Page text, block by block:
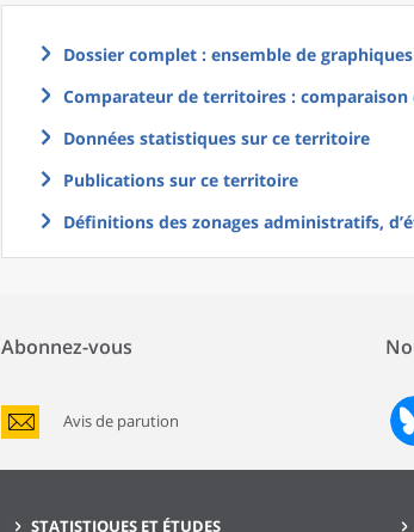
Dossier complet : ensemble de
Comparateur de territoires :
Données statistiques sur ce territoire
Publications sur ce territoire
Définitions des zonages administratifs,
Abonnez-vous
Avis de parution
STATISTIQUES ET ÉTUDES